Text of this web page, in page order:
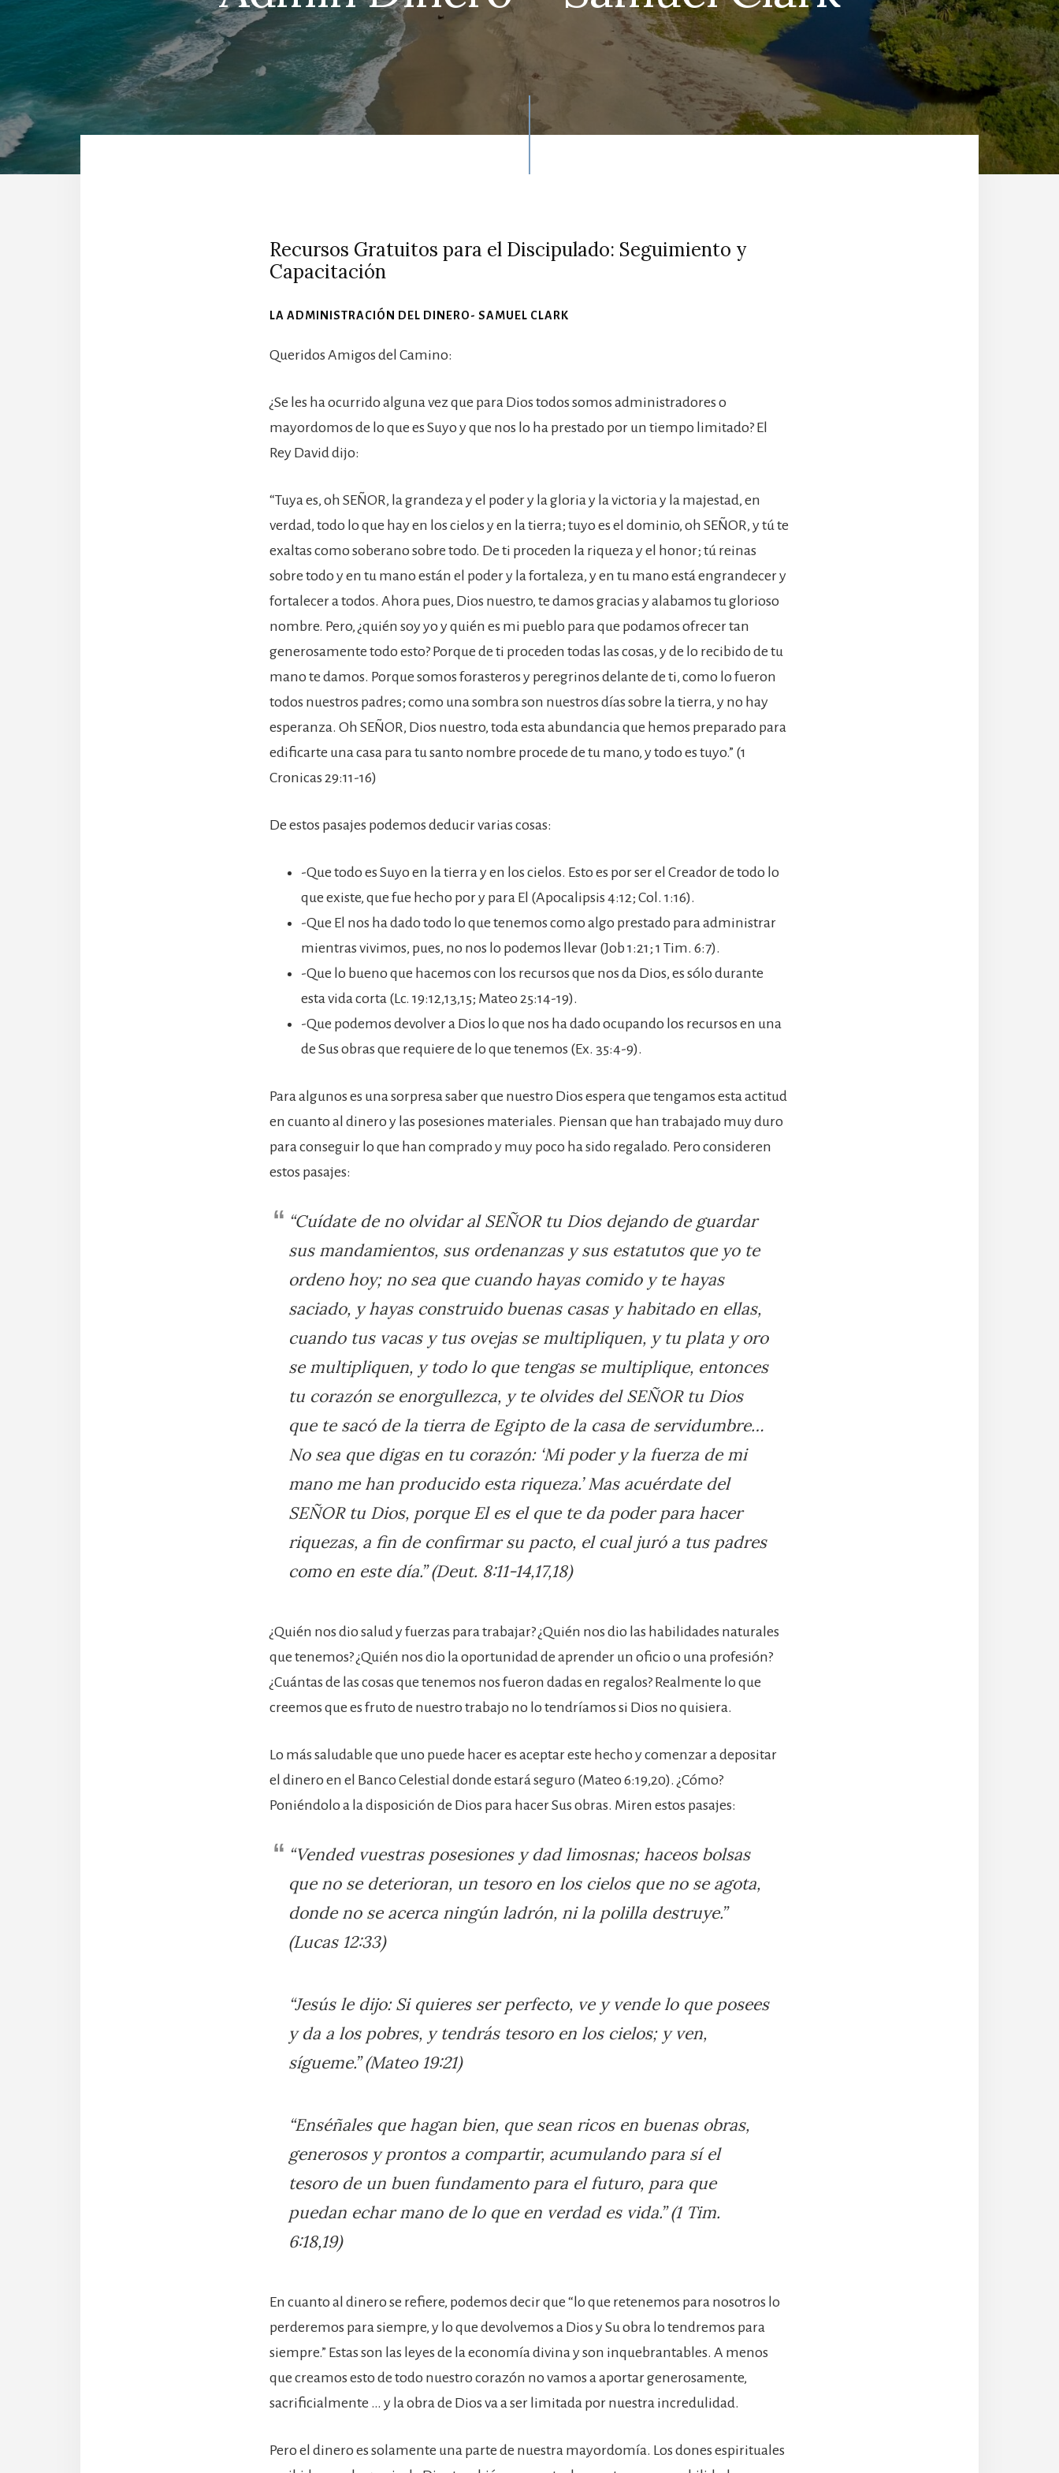
Recursos Gratuitos para el Discipulado: Seguimiento y
Capacitación
LA ADMINISTRACIÓN DEL DINERO- SAMUEL CLARK
Queridos Amigos del Camino:
¿Se les ha ocurrido alguna vez que para Dios todos somos administradores o
mayordomos de lo que es Suyo y que nos lo ha prestado por un tiempo limitado? El
Rey David dijo:
“Tuya es, oh SEÑOR, la grandeza y el poder y la gloria y la victoria y la majestad, en
verdad, todo lo que hay en los cielos y en la tierra; tuyo es el dominio, oh SEÑOR, y tú te
exaltas como soberano sobre todo. De ti proceden la riqueza y el honor; tú reinas
sobre todo y en tu mano están el poder y la fortaleza, y en tu mano está engrandecer y
fortalecer a todos. Ahora pues, Dios nuestro, te damos gracias y alabamos tu glorioso
nombre. Pero, ¿quién soy yo y quién es mi pueblo para que podamos ofrecer tan
generosamente todo esto? Porque de ti proceden todas las cosas, y de lo recibido de tu
mano te damos. Porque somos forasteros y peregrinos delante de ti, como lo fueron
todos nuestros padres; como una sombra son nuestros días sobre la tierra, y no hay
esperanza. Oh SEÑOR, Dios nuestro, toda esta abundancia que hemos preparado para
edificarte una casa para tu santo nombre procede de tu mano, y todo es tuyo.” (1
Cronicas 29:11-16)
De estos pasajes podemos deducir varias cosas:
-Que todo es Suyo en la tierra y en los cielos. Esto es por ser el Creador de todo lo
que existe, que fue hecho por y para El (Apocalipsis 4:12; Col. 1:16).
-Que El nos ha dado todo lo que tenemos como algo prestado para administrar
mientras vivimos, pues, no nos lo podemos llevar (Job 1:21; 1 Tim. 6:7).
-Que lo bueno que hacemos con los recursos que nos da Dios, es sólo durante
esta vida corta (Lc. 19:12,13,15; Mateo 25:14-19).
-Que podemos devolver a Dios lo que nos ha dado ocupando los recursos en una
de Sus obras que requiere de lo que tenemos (Ex. 35:4-9).
Para algunos es una sorpresa saber que nuestro Dios espera que tengamos esta actitud
en cuanto al dinero y las posesiones materiales. Piensan que han trabajado muy duro
para conseguir lo que han comprado y muy poco ha sido regalado. Pero consideren
estos pasajes:
“Cuídate de no olvidar al SEÑOR tu Dios dejando de guardar
sus mandamientos, sus ordenanzas y sus estatutos que yo te
ordeno hoy; no sea que cuando hayas comido y te hayas
saciado, y hayas construido buenas casas y habitado en ellas,
cuando tus vacas y tus ovejas se multipliquen, y tu plata y oro
se multipliquen, y todo lo que tengas se multiplique, entonces
tu corazón se enorgullezca, y te olvides del SEÑOR tu Dios
que te sacó de la tierra de Egipto de la casa de servidumbre…
No sea que digas en tu corazón: ‘Mi poder y la fuerza de mi
mano me han producido esta riqueza.’ Mas acuérdate del
SEÑOR tu Dios, porque El es el que te da poder para hacer
riquezas, a fin de confirmar su pacto, el cual juró a tus padres
como en este día.” (Deut. 8:11-14,17,18)
¿Quién nos dio salud y fuerzas para trabajar? ¿Quién nos dio las habilidades naturales
que tenemos? ¿Quién nos dio la oportunidad de aprender un oficio o una profesión?
¿Cuántas de las cosas que tenemos nos fueron dadas en regalos? Realmente lo que
creemos que es fruto de nuestro trabajo no lo tendríamos si Dios no quisiera.
Lo más saludable que uno puede hacer es aceptar este hecho y comenzar a depositar
el dinero en el Banco Celestial donde estará seguro (Mateo 6:19,20). ¿Cómo?
Poniéndolo a la disposición de Dios para hacer Sus obras. Miren estos pasajes:
“Vended vuestras posesiones y dad limosnas; haceos bolsas
que no se deterioran, un tesoro en los cielos que no se agota,
donde no se acerca ningún ladrón, ni la polilla destruye.”
(Lucas 12:33)
“Jesús le dijo: Si quieres ser perfecto, ve y vende lo que posees
y da a los pobres, y tendrás tesoro en los cielos; y ven,
sígueme.” (Mateo 19:21)
“Enséñales que hagan bien, que sean ricos en buenas obras,
generosos y prontos a compartir, acumulando para sí el
tesoro de un buen fundamento para el futuro, para que
puedan echar mano de lo que en verdad es vida.” (1 Tim.
6:18,19)
En cuanto al dinero se refiere, podemos decir que “lo que retenemos para nosotros lo
perderemos para siempre, y lo que devolvemos a Dios y Su obra lo tendremos para
siempre.” Estas son las leyes de la economía divina y son inquebrantables. A menos
que creamos esto de todo nuestro corazón no vamos a aportar generosamente,
sacrificialmente … y la obra de Dios va a ser limitada por nuestra incredulidad.
Pero el dinero es solamente una parte de nuestra mayordomía. Los dones espirituales